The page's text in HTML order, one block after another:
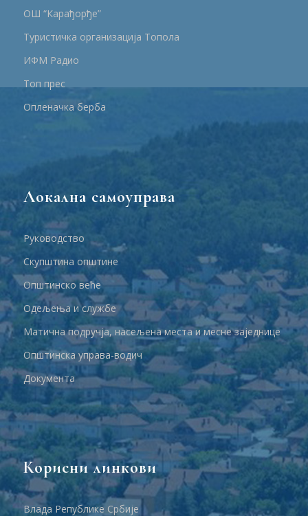
ОШ “Карађорђе”
Туристичка организација Топола
ИФМ Радио
Топ прес
Опленачка берба
Локална самоуправа
Руководство
Скупштина општине
Општинско веће
Одељења и службе
Матична подручја, насељена места и месне заједнице
Општинска управа-водич
Документа
Корисни линкови
Влада Републике Србије